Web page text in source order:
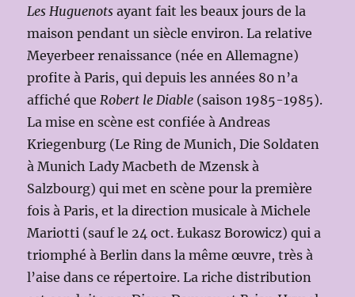
Les Huguenots ayant fait les beaux jours de la
maison pendant un siècle environ. La relative
Meyerbeer renaissance (née en Allemagne)
profite à Paris, qui depuis les années 80 n’a
affiché que Robert le Diable (saison 1985-1985).
La mise en scène est confiée à Andreas
Kriegenburg (Le Ring de Munich, Die Soldaten
à Munich Lady Macbeth de Mzensk à
Salzbourg) qui met en scène pour la première
fois à Paris, et la direction musicale à Michele
Mariotti (sauf le 24 oct. Łukasz Borowicz) qui a
triomphé à Berlin dans la même œuvre, très à
l’aise dans ce répertoire. La riche distribution